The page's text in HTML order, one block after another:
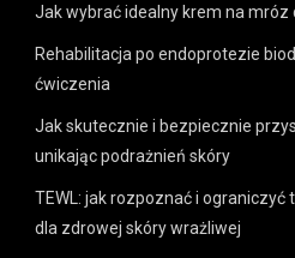
Jak wybrać idealny krem na mróz
Rehabilitacja po endoprotezie
ćwiczenia
Jak skutecznie i bezpiecznie
unikając podrażnień skóry
TEWL: jak rozpoznać i
dla zdrowej skóry wrażliwej